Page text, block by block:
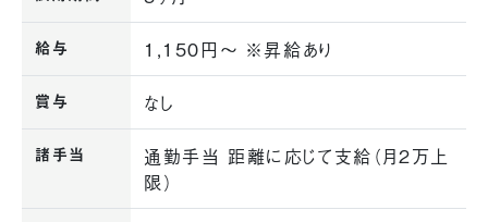
給与 1,150円〜 ※昇給あり
賞与 なし
諸手当
通勤手当 距離に応じて支給（月2万上
限）